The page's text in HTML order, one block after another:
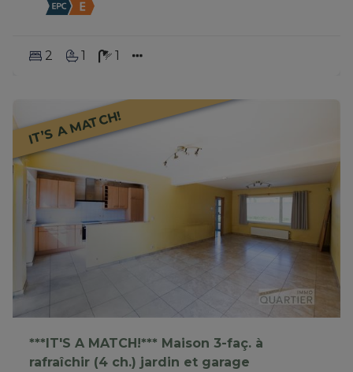
2 1 1
IT’S A MATCH!
***IT'S A MATCH!*** Maison 3-faç. à
rafraîchir (4 ch.) jardin et garage